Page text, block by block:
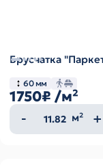
Брусчатка
60 мм
1750₽ /м²
Количество
товара
м²